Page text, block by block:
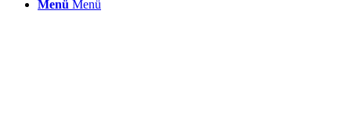
Menü Menü